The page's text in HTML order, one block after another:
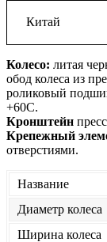
Колесо: литая
обод колеса из
роликовый
+60С.
Кронштейн
Крепежный
отверстиями.
Название
Диаметр колеса
Ширина колеса
Китай